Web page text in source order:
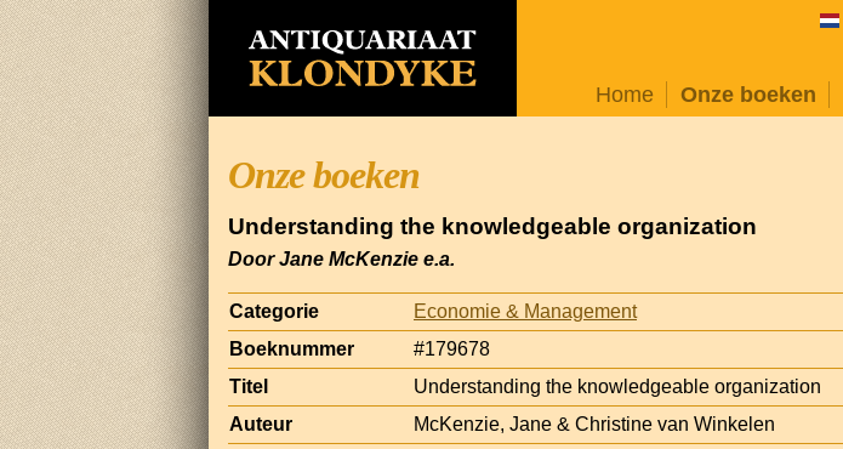
Home Onze boeken
Onze boeken
Understanding the knowledgeable organization
Door Jane McKenzie e.a.
Categorie
Economie & Management
Boeknummer
#179678
Titel
Understanding the knowledgeable organization
Auteur
McKenzie, Jane & Christine van Winkelen